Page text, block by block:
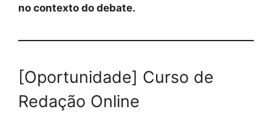
no contexto do debate.
[Oportunidade] Curso de
Redação Online